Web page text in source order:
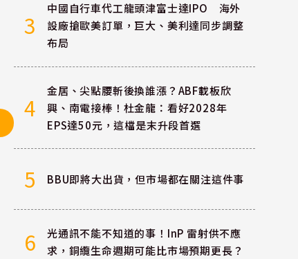
3
中國自行車代工龍頭津富士達IPO 海外
設廠搶歐美訂單，巨大、美利達同步調整
布局
4
金居、尖點腰斬後換誰漲？ABF載板欣
興、南電接棒！杜金龍：看好2028年
EPS達50元，這檔是末升段首選
5 BBU即將大出貨，但市場都在關注這件事
6
光通訊不能不知道的事！InP 雷射供不應
求，銅纜生命週期可能比市場預期更長？